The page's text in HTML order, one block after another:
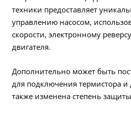
техники предоставляет
управлению насосом,
скорости, электронному
двигателя.
Дополнительно может быть
для подключения термистора и
также изменена степень